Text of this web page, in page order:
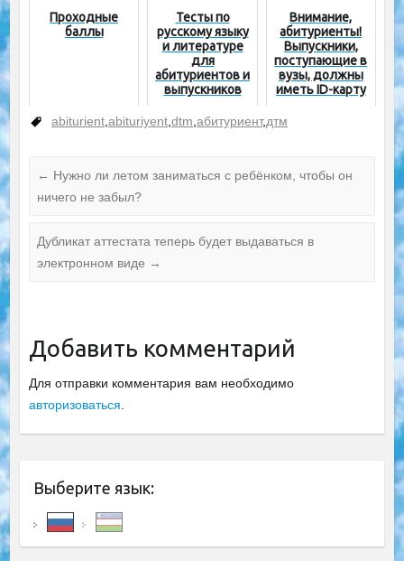
государственн
ые
Проходные
баллы
Тесты по
русскому языку
и литературе
для
абитуриентов и
выпускников
Внимание,
абитуриенты!
Выпускники,
поступающие в
вузы, должны
иметь ID-карту
abiturient, abituriyent, dtm абитуриент,дтм
← Нужно ли летом заниматься с ребёнком, чтобы он
ничего не забыл?
Дубликат аттестата теперь будет выдаваться в
электронном виде →
Добавить комментарий
Для отправки комментария вам необходимо
авторизоваться
Выберите язык: